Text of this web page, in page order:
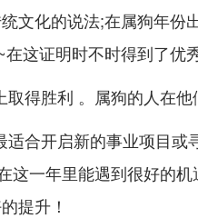
文化的说法;在属狗年份
这证明时不时得到了优
取得胜利 。属狗的人在
适合开启新的事业项目
这一年里能遇到很好的
提升！